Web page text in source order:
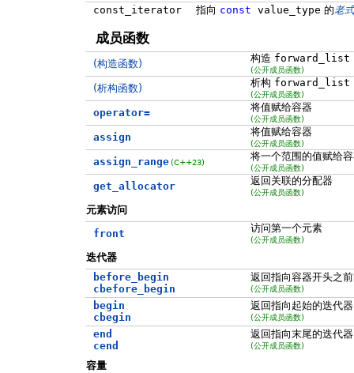
const_iterator
指向 const value_type 的老
成员函数
(构造函数) 构造 forward_list
(公开成员函数)
(析构函数) 析构 forward_list
(公开成员函数)
operator= 将值赋给容器
(公开成员函数)
assign 将值赋给容器
(公开成员函数)
assign_range (C++23) 将一个范围的值赋给
(公开成员函数)
get_allocator 返回关联的分配器
(公开成员函数)
元素访问
front
访问第一个元素
(公开成员函数)
迭代器
before_begin
cbefore_begin
返回指向容器开头之
(公开成员函数)
begin
cbegin
返回指向起始的迭代器
(公开成员函数)
end
cend
返回指向末尾的迭代器
(公开成员函数)
容量